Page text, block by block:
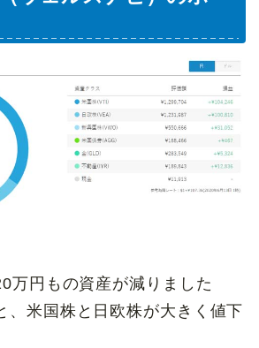
万円もの資産が減りました
、米国株と日欧株が大きく値下